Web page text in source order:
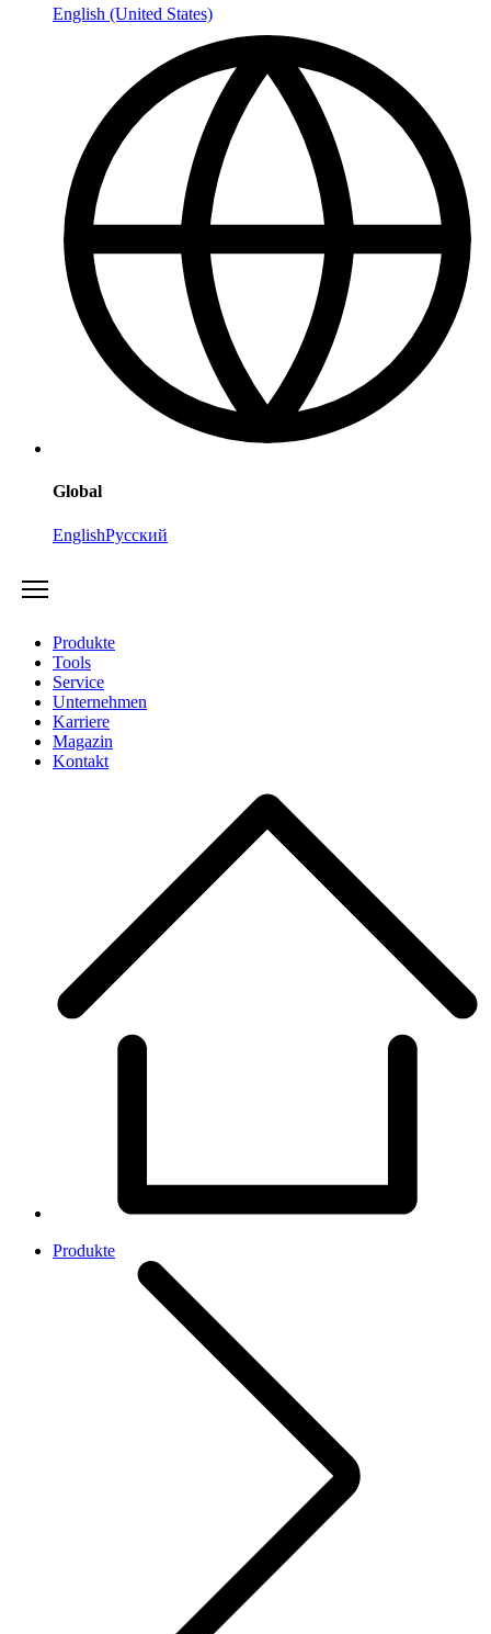
English (United States)
Global
EnglishРусский
Produkte
Tools
Service
Unternehmen
Karriere
Magazin
Kontakt
Produkte